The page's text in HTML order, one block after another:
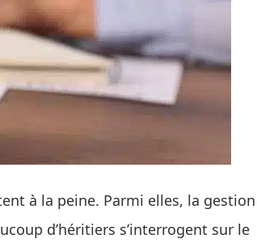
à la peine. Parmi elles, la gestion
d’héritiers s’interrogent sur le